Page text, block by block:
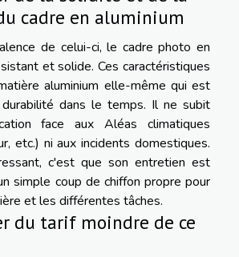
cadre en aluminium
de celui-ci, le cadre photo en
et solide. Ces caractéristiques
aluminium elle-même qui est
dans le temps. Il ne subit
face aux Aléas climatiques
etc.) ni aux incidents domestiques.
c'est que son entretien est
simple coup de chiffon propre pour
et les différentes tâches.
du tarif moindre de ce